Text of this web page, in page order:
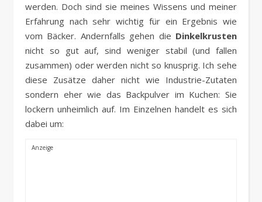
werden. Doch sind sie meines Wissens und meiner
Erfahrung nach sehr wichtig für ein Ergebnis wie
vom Bäcker. Andernfalls gehen die Dinkelkrusten
nicht so gut auf, sind weniger stabil (und fallen
zusammen) oder werden nicht so knusprig. Ich sehe
diese Zusätze daher nicht wie Industrie-Zutaten
sondern eher wie das Backpulver im Kuchen: Sie
lockern unheimlich auf. Im Einzelnen handelt es sich
dabei um: